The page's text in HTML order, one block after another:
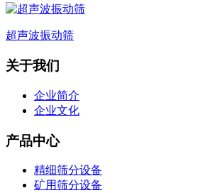
超声波振动筛
关于我们
企业简介
企业文化
产品中心
精细筛分设备
矿用筛分设备